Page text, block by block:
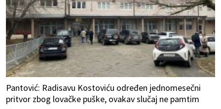
Pantović: Radisavu Kostoviću određen jednomesečni
pritvor zbog lovačke puške, ovakav slučaj ne pamtim